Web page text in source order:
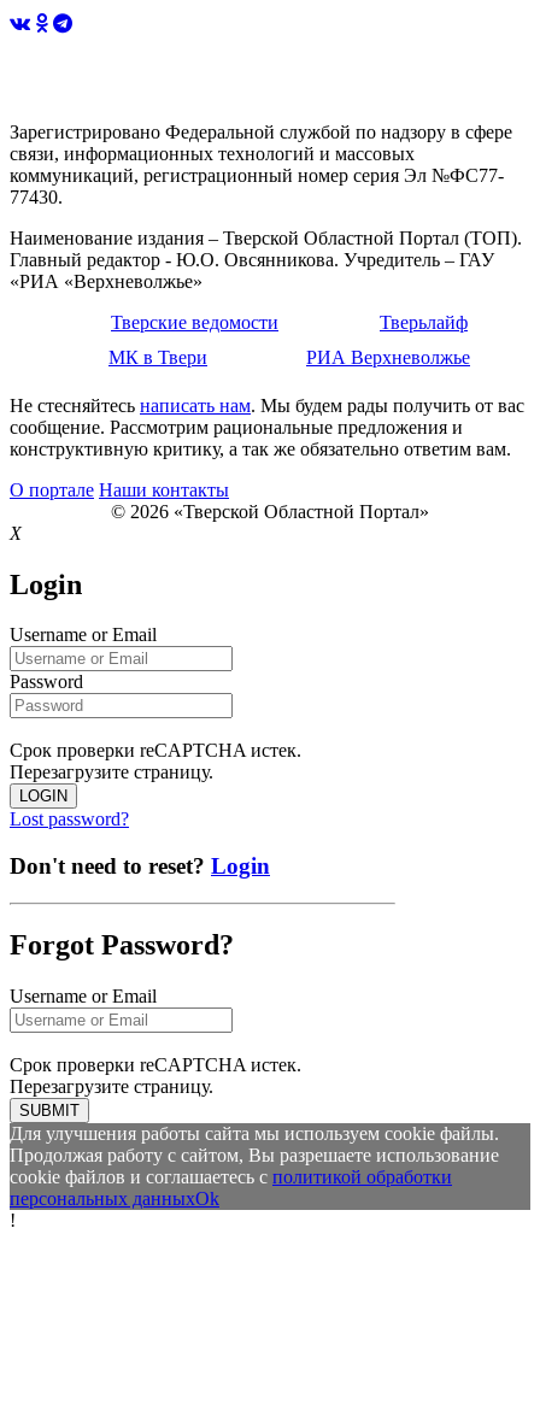
Зарегистрировано Федеральной службой по надзору в сфере
связи, информационных технологий и массовых
коммуникаций, регистрационный номер серия Эл №ФС77-
77430.
Наименование издания – Тверской Областной Портал (ТОП).
Главный редактор - Ю.О. Овсянникова. Учредитель – ГАУ
«РИА «Верхневолжье»
Тверские ведомости
Тверьлайф
МК в Твери
РИА Верхневолжье
Не стесняйтесь написать нам. Мы будем рады получить от вас
сообщение. Рассмотрим рациональные предложения и
конструктивную критику, а так же обязательно ответим вам.
О портале Наши контакты
© 2026 «Тверской Областной Портал»
X
Login
Username or Email
Password
Срок проверки reCAPTCHA истек.
Перезагрузите страницу.
LOGIN
Lost password?
Don't need to reset? Login
Forgot Password?
Username or Email
Срок проверки reCAPTCHA истек.
Перезагрузите страницу.
SUBMIT
Для улучшения работы сайта мы используем cookie файлы.
Продолжая работу с сайтом, Вы разрешаете использование
cookie файлов и соглашаетесь с политикой обработки
персональных данныхOk
!